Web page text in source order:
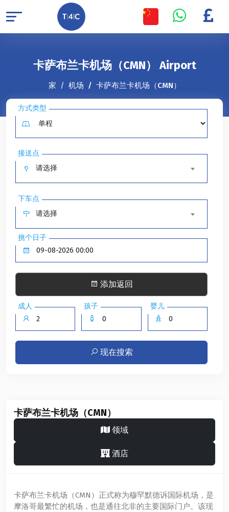
卡萨布兰卡机场（CMN） Airport
家 机场 卡萨布兰卡机场（CMN）
方式类型
接送点
请选择
下车点
请选择
挑个日子
添加返回
成人 孩子 婴儿
现在搜索
卡萨布兰卡机场（CMN）
领域
酒店
卡萨布兰卡机场（CMN）正式称为穆罕默德诉国际机场，是
摩洛哥最繁忙的机场，也是通往北非的主要国际门户。该现